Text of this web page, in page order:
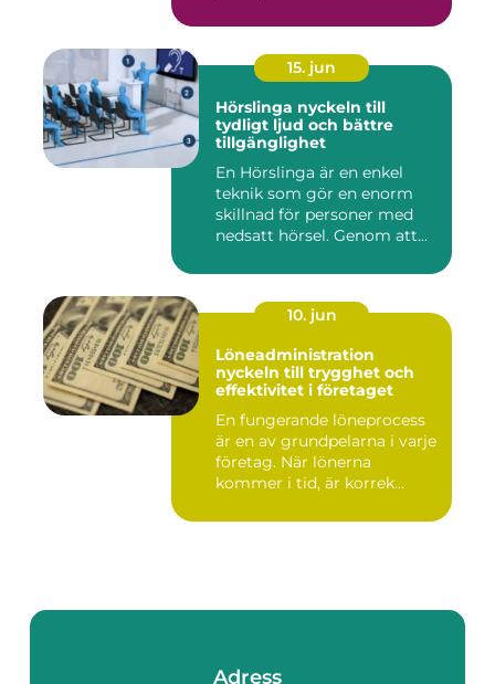
15. jun
Hörslinga nyckeln till
tydligt ljud och bättre
tillgänglighet
En Hörslinga är en enkel
teknik som gör en enorm
skillnad för personer med
nedsatt hörsel. Genom att...
10. jun
Löneadministration
nyckeln till trygghet och
effektivitet i företaget
En fungerande löneprocess
är en av grundpelarna i varje
företag. När lönerna
kommer i tid, är korrek...
Adress